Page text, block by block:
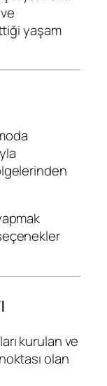
yaşam
kurulan ve
olan